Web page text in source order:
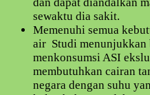
sewaktu dia sakit.
Memenuhi semua
air Studi menunjukkan
menkonsumsi ASI
membutuhkan cairan
negara dengan suhu